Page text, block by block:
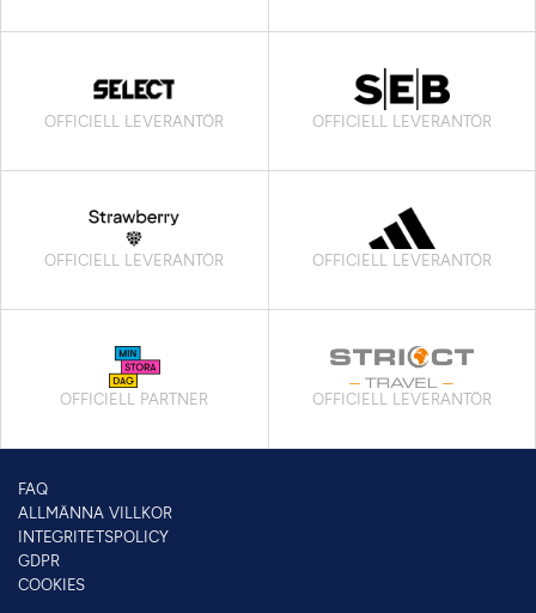
OFFICIELL LEVERANTÖR OFFICIELL LEVERANTÖR
OFFICIELL LEVERANTÖR OFFICIELL LEVERANTÖR
OFFICIELL PARTNER OFFICIELL LEVERANTÖR
FAQ
ALLMÄNNA VILLKOR
INTEGRITETSPOLICY
GDPR
COOKIES